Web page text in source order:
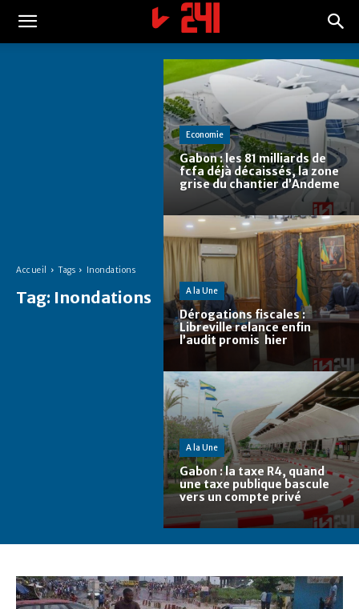
Accueil Tags Inondations
Tag: Inondations
Economie
Gabon : les 81 milliards de
fcfa déjà décaissés, la zone
grise du chantier d’Andeme
A la Une
Dérogations fiscales :
Libreville relance enfin
l’audit promis hier
A la Une
Gabon : la taxe R4, quand
une taxe publique bascule
vers un compte privé